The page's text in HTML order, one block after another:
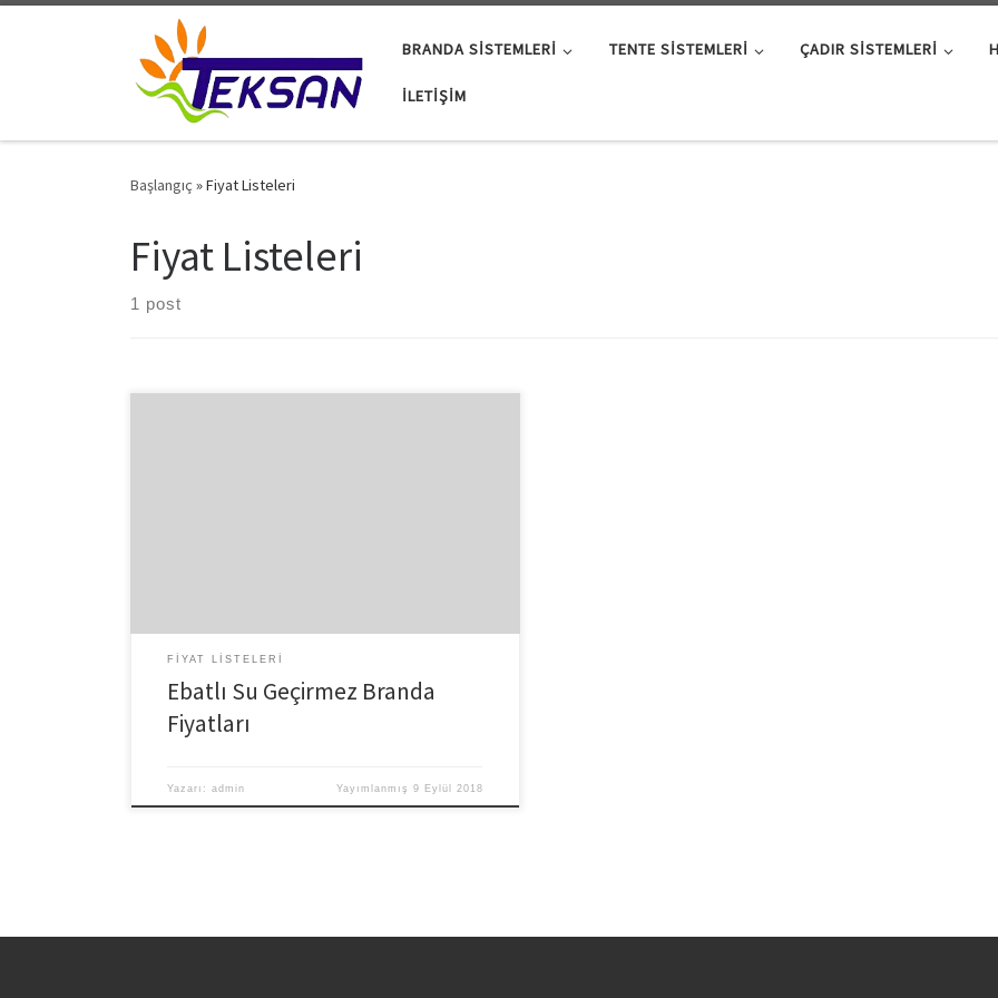
BRANDA SISTEMLERI TENTE SISTEMLERI ÇADIR SISTEMLERI
İLETIŞIM
Başlangıç »Fiyat Listeleri
Fiyat Listeleri
1 post
FIYAT LISTELERI
Ebatlı Su Geçirmez Branda
Fiyatları
Yazarı:admin Yayımlanmış 9 Eylül 2018